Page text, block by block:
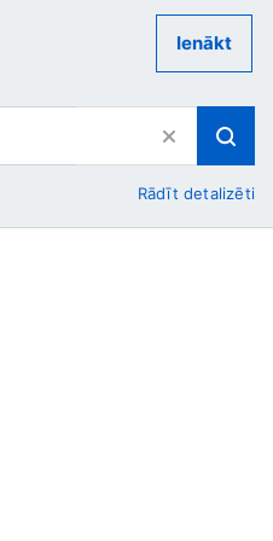
Ienākt
Rādīt detalizēti